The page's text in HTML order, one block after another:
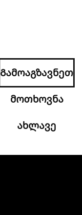
Გამოაგზავნეთ
მოთხოვნა
ახლავე